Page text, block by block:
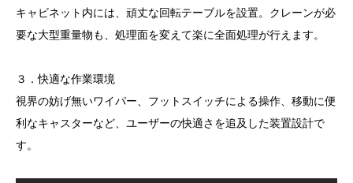
キャビネット内には、頑丈な回転テーブルを設置。クレーンが必
要な大型重量物も、処理面を変えて楽に全面処理が行えます。
３．快適な作業環境
視界の妨げ無いワイパー、フットスイッチによる操作、移動に便
利なキャスターなど、ユーザーの快適さを追及した装置設計で
す。